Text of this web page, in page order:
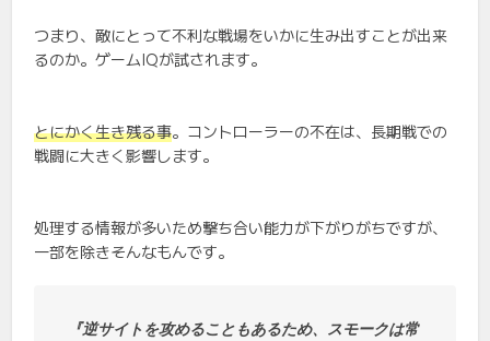
つまり、敵にとって不利な戦場をいかに生み出すことが出来
るのか。ゲームIQが試されます。
とにかく生き残る事。コントローラーの不在は、長期戦での
戦闘に大きく影響します。
処理する情報が多いため撃ち合い能力が下がりがちですが、
一部を除きそんなもんです。
『逆サイトを攻めることもあるため、スモークは常